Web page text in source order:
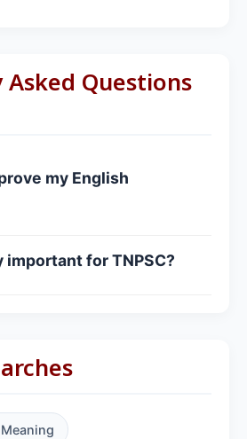
Questions
my English
important for TNPSC?